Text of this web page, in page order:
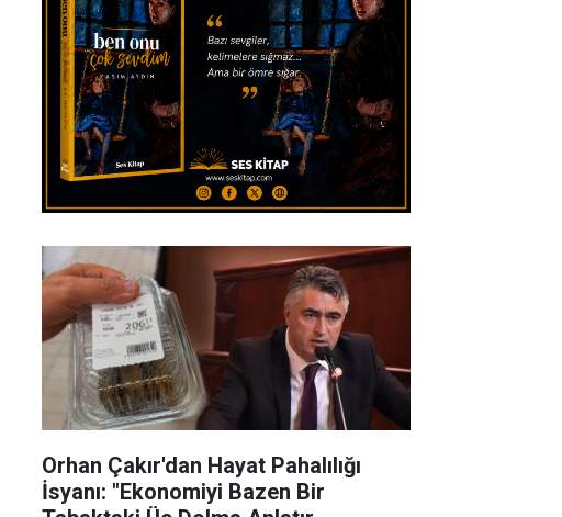
Orhan Çakır'dan Hayat Pahalılığı
İsyanı: "Ekonomiyi Bazen Bir